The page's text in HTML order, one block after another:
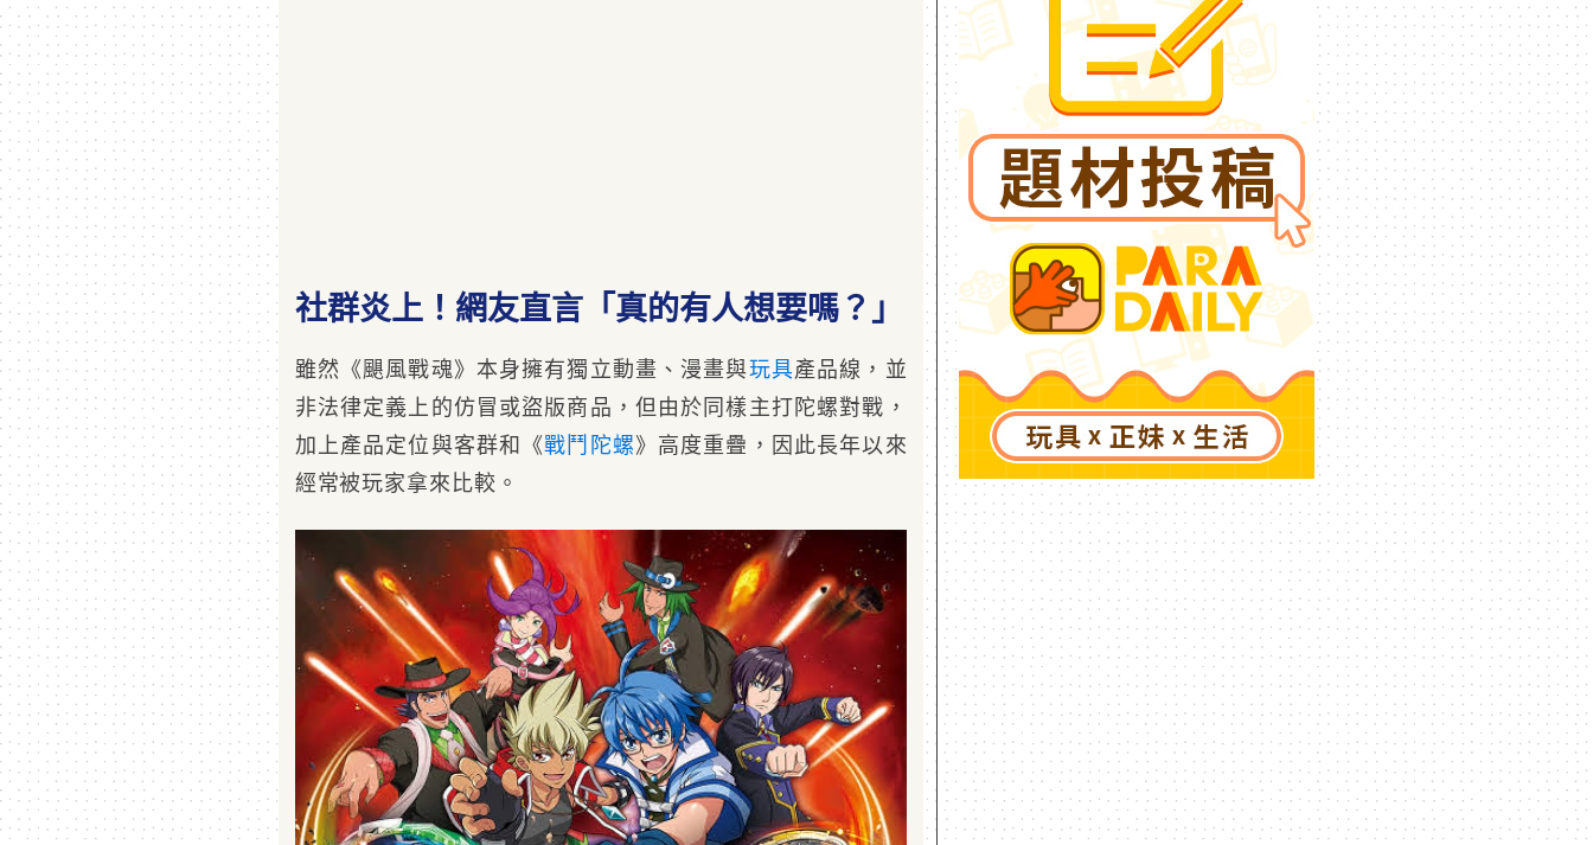
社群炎上！網友直言「真的有人想要嗎？」
雖然《颶風戰魂》本身擁有獨立動畫、漫畫與玩具產品線，並
非法律定義上的仿冒或盜版商品，但由於同樣主打陀螺對戰，
加上產品定位與客群和《戰鬥陀螺》高度重疊，因此長年以來
經常被玩家拿來比較。